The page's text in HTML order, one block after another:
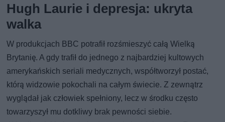
Hugh Laurie i depresja: ukryta
walka
W produkcjach BBC potrafił rozśmieszyć całą Wielką
Brytanię. A gdy trafił do jednego z najbardziej kultowych
amerykańskich seriali medycznych, współtworzył postać,
którą widzowie pokochali na całym świecie. Z zewnątrz
wyglądał jak człowiek spełniony, lecz w środku często
towarzyszył mu dotkliwy brak pewności siebie.